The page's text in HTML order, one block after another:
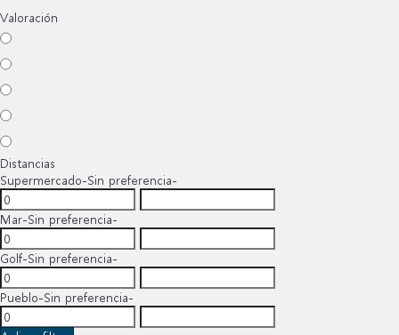
Valoración
Distancias
Supermercado-Sin preferencia-
Mar-Sin preferencia-
Golf-Sin preferencia-
Pueblo-Sin preferencia-